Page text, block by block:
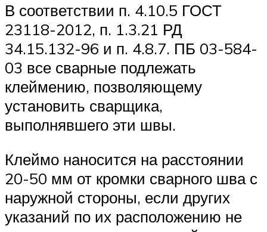
В соответствии п. 4.10.5 ГОСТ
23118-2012, п. 1.3.21 РД
34.15.132-96 и п. 4.8.7. ПБ 03-584-
03 все сварные подлежать
клеймению, позволяющему
установить сварщика,
выполнявшего эти швы.
Клеймо наносится на расстоянии
20-50 мм от кромки сварного шва с
наружной стороны, если других
указаний по их расположению не